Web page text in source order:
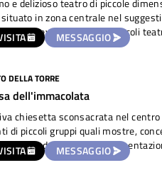
MESSAGGIO
e delizioso teatro di piccole
in zona centrale nel
piccoli eventi come spettacoli
MESSAGGIO
DELLA TORRE
dell'immacolata
chiesetta sconsacrata nel
di piccoli gruppi quali mostre,
e degustazioni o